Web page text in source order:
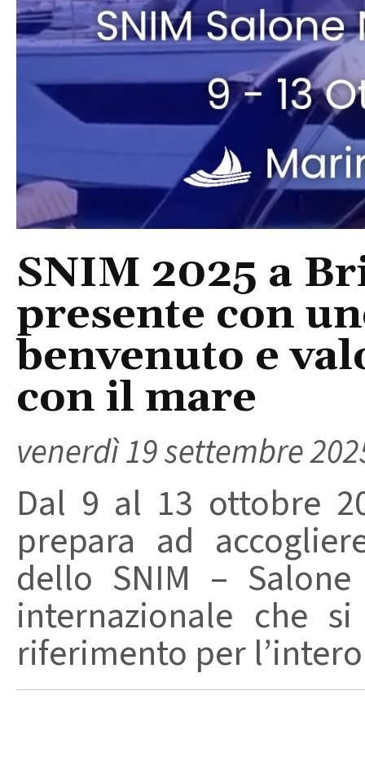
SNIM 2025 a
presente con
benvenuto e
con il mare
venerdì 19 settembre
Dal 9 al 13 ottobre
prepara ad
dello SNIM –
internazionale che
riferimento per